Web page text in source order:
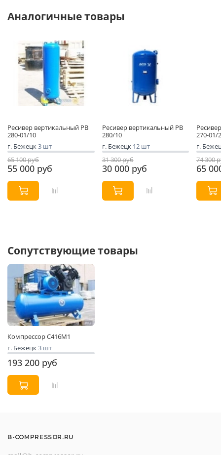
Аналогичные товары
Ресивер вертикальный РВ
280-01/10
г. Бежецк3 шт
65 100 руб
55 000 руб
Ресивер вертикальный РВ
280/10
г. Бежецк 12 шт
31 300 руб
30 000 руб
270-01/
г.
74 300
65
Сопутствующие товары
Компрессор С416М1
г. Бежецк3 шт
193 200 руб
B-COMPRESSOR.RU